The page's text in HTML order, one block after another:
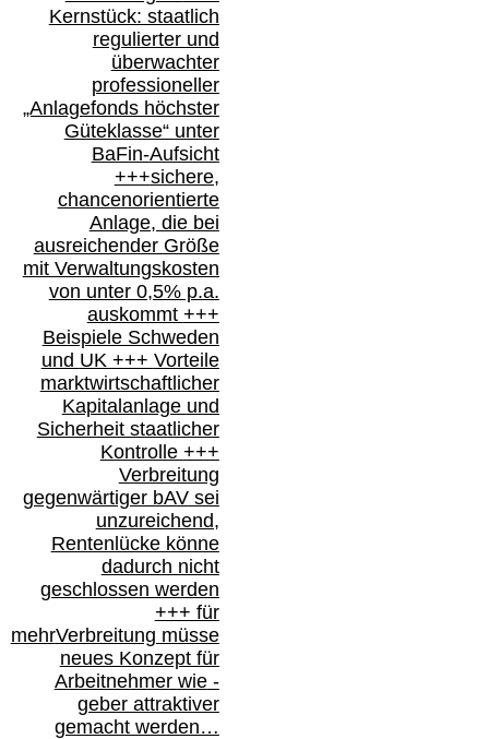
Kernstück: staatlich
regulierter und
überwachter
professioneller
„Anlagefonds höchster
Güteklasse“ unter
BaFin-Aufsicht
+++sichere,
chancenorientierte
Anlage, die bei
ausreichender Größe
mit Verwaltungskosten
von unter 0,5% p.a.
auskommt +++
Beispiele Schweden
und UK +++ Vorteile
marktwirtschaftlicher
Kapitalanlage und
Sicherheit staatlicher
Kontrolle +++
Verbreitung
gegenwärtiger bAVsei
unzureichend,
Rentenlücke könne
dadurch nicht
geschlossen werden
+++ für
mehrVerbreitung müsse
neues Konzept für
Arbeitnehmer wie-
geber attraktiver
gemacht werden…